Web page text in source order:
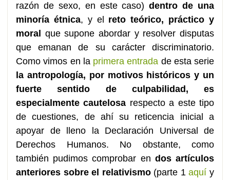
razón de sexo, en este caso)dentro de una
minoría étnica, y el reto teórico, práctico y
moral
que supone abordar y resolver disputas
que emanan de su carácter discriminatorio.
Como vimos en la primera entrada de esta serie
la antropología, por motivos históricos y un
fuerte sentido de culpabilidad, es
especialmente cautelosa respecto a este tipo
de cuestiones, de ahí su reticencia inicial a
apoyar de lleno la Declaración Universal de
Derechos Humanos. No obstante, como
también pudimos comprobar en dos artículos
anteriores sobre el relativismo(parte 1aquí y